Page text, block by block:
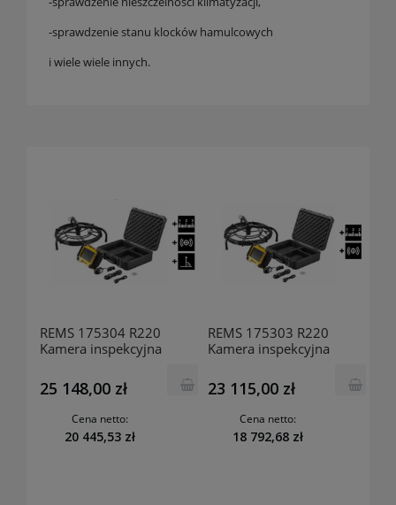
-sprawdzenie stanu klocków hamulcowych
i wiele wiele innych.
REMS 175304 R220
Kamera inspekcyjna
30 H
25 148,00 zł
Cena netto:
20 445,53 zł
REMS 175303 R220
Kamera inspekcyjna
H
23 115,00 zł
Cena netto:
18 792,68 zł